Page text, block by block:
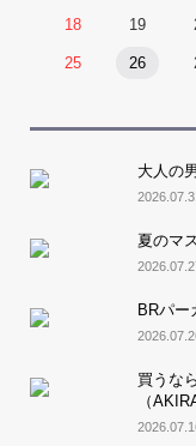
18 19
25 26
大人の
夏のマ
BRパー
買うな
（